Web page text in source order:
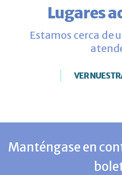
Lugares
Estamos cerca de
VER
Manténgase en